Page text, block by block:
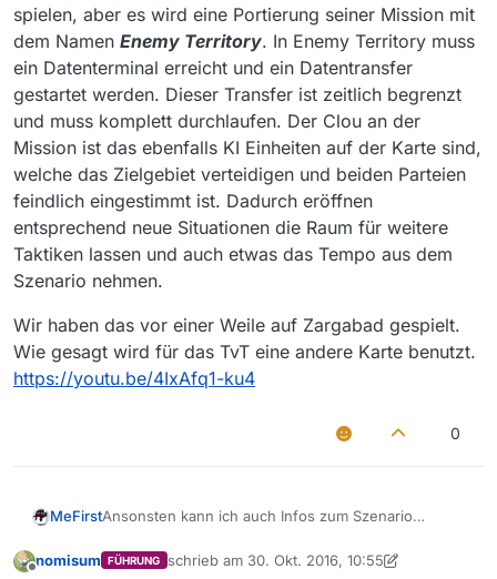
spielen, aber es wird eine Portierung seiner Mission mit
dem Namen Enemy Territory. In Enemy Territory muss
ein Datenterminal erreicht und ein Datentransfer
gestartet werden. Dieser Transfer ist zeitlich begrenzt
und muss komplett durchlaufen. Der Clou an der
Mission ist das ebenfalls KI Einheiten auf der Karte sind,
welche das Zielgebiet verteidigen und beiden Parteien
feindlich eingestimmt ist. Dadurch eröffnen
entsprechend neue Situationen die Raum für weitere
Taktiken lassen und auch etwas das Tempo aus dem
Szenario nehmen.
Wir haben das vor einer Weile auf Zargabad gespielt.
Wie gesagt wird für das TvT eine andere Karte benutzt.
https://youtu.be/4IxAfq1-ku4
0
MeFirstAnsonsten kann ich auch Infos zum Szenario
wir spielen, aber es wird eine Portierung seiner
Wir haben das vor einer Weile auf Zargabad
nomisum FÜHRUNG schrieb am 30. Okt. 2016, 10:55
zuletzt editiert von nomisum